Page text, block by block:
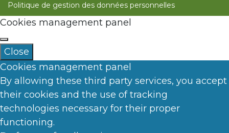
Politique de gestion des données personnelles
Cookies management panel
Close
Cookies management panel
By allowing these third party services, you accept
their cookies and the use of tracking
technologies necessary for their proper
functioning.